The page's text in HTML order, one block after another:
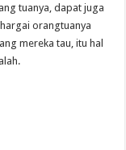
tuanya, dapat juga
orangtuanya
mereka tau, itu hal